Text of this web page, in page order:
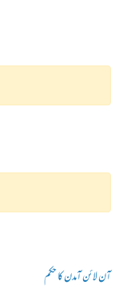
آن لائن آمدن کا حکم